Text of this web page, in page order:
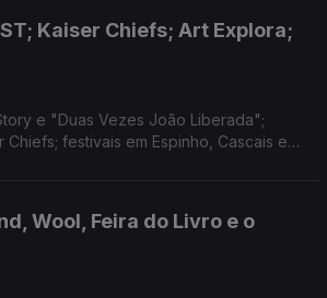
Kaiser Chiefs; Art Explora;
e "Duas Vezes João Liberada";
Chiefs; festivais em Espinho, Cascais e
Wool, Feira do Livro e o